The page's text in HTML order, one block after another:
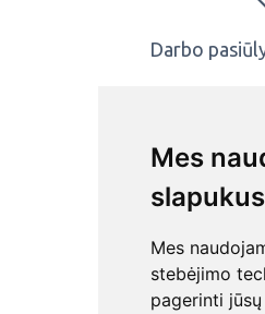
Mes
slapukus
Mes
stebėjimo
pagerinti
Darbo